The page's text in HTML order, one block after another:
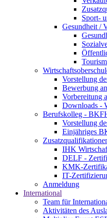
Sport-
Gesundheit /
Vorstellung
Bewerbung
Vorbereitung
Downloads -
Berufskolleg -
Vorstellung
Einjähriges
IHK
DELF -
KMK-
IT-
Anmeldung
International
Team für
Aktivitäten des